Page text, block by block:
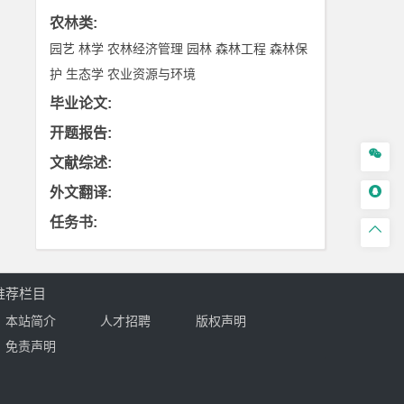
农林类:
园艺 林学 农林经济管理 园林 森林工程 森林保
护 生态学 农业资源与环境
毕业论文:
开题报告:
文献综述:
外文翻译:
任务书:



荐栏目
本站简介 人才招聘
版权声明
免责声明